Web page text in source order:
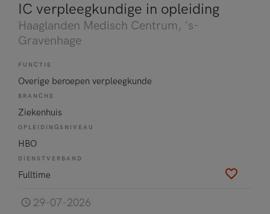
IC verpleegkundige in opleiding
Haaglanden Medisch Centrum, 's-
Gravenhage
FUNCTIE
Overige beroepen verpleegkunde
BRANCHE
Ziekenhuis
OPLEIDINGSNIVEAU
HBO
DIENSTVERBAND
Fulltime
29-07-2026